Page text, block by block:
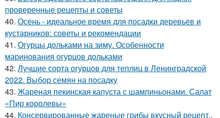
проверенные рецепты и советы
40. Осень - идеальное время для посадки деревьев и
кустарников: советы и рекомендации
41. Огурцы дольками на зиму. Особенности
маринования огурцов дольками
42. Лучшие сорта огурцов для теплиц в Ленинградской
2022. Выбор семян на посадку
43. Жареная пекинская капуста с шампиньонами. Салат
«Пир королевы»
44. Консервированные жареные грибы вкусный рецепт..